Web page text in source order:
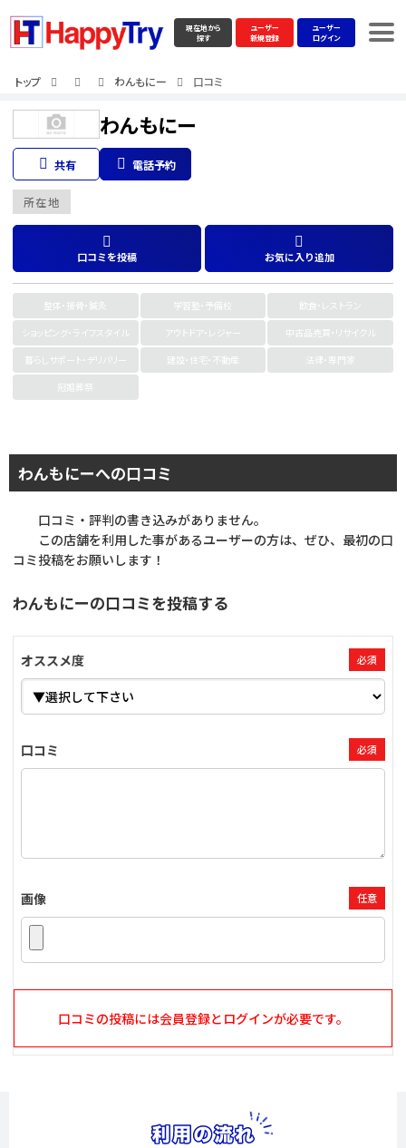
現在地から
探す
ユーザー
新規登録
ユーザー
ログイン
トップ わんもにー 口コミ
わんもにー
共有 電話予約
所在地
口コミを投稿 お気に入り追加
整体・接骨・鍼灸 学習塾・予備校
飲食・レストラン
ショッピング・ライフスタイル
アウトドア・レジャー
中古品売買・リサイクル
暮らしサポート・デリバリー
建設・住宅・不動産
法律・専門家
冠婚葬祭
わんもにーへの口コミ
口コミ・評判の書き込みがありません。
この店舗を利用した事があるユーザーの方は、ぜひ、最初の口
コミ投稿をお願いします！
わんもにーの口コミを投稿する
オススメ度 必須
口コミ 必須
画像 任意
口コミの投稿には会員登録とログインが必要です。